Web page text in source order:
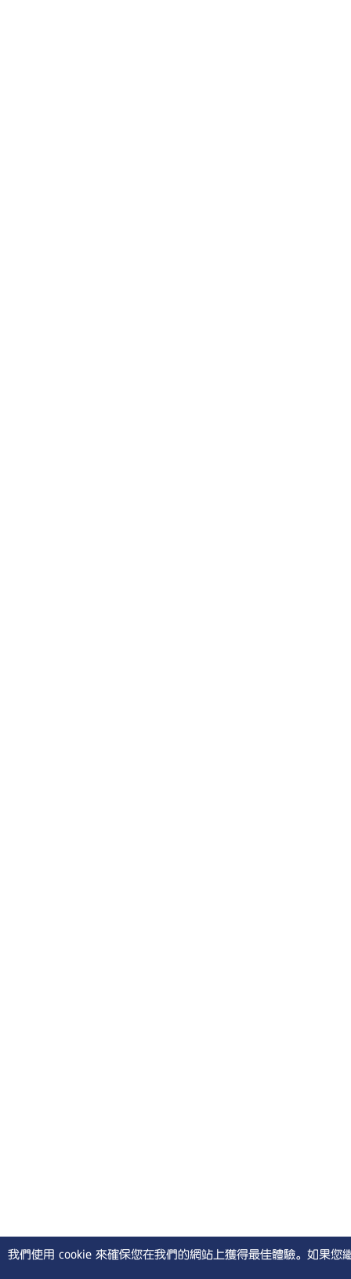
我們使用 cookie 來確保您在我們的網站上獲得最佳體驗。如果